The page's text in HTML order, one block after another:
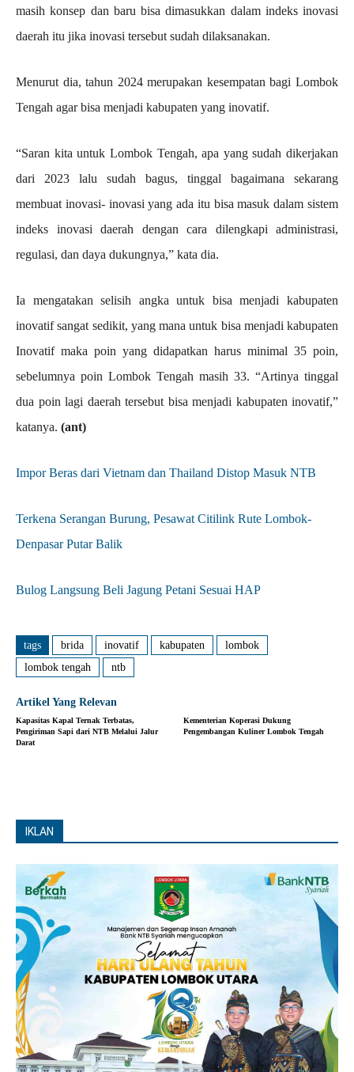
masih konsep dan baru bisa dimasukkan dalam indeks inovasi
daerah itu jika inovasi tersebut sudah dilaksanakan.
Menurut dia, tahun 2024 merupakan kesempatan bagi Lombok
Tengah agar bisa menjadi kabupaten yang inovatif.
“Saran kita untuk Lombok Tengah, apa yang sudah dikerjakan
dari 2023 lalu sudah bagus, tinggal bagaimana sekarang
membuat inovasi- inovasi yang ada itu bisa masuk dalam sistem
indeks inovasi daerah dengan cara dilengkapi administrasi,
regulasi, dan daya dukungnya,” kata dia.
Ia mengatakan selisih angka untuk bisa menjadi kabupaten
inovatif sangat sedikit, yang mana untuk bisa menjadi kabupaten
Inovatif maka poin yang didapatkan harus minimal 35 poin,
sebelumnya poin Lombok Tengah masih 33. “Artinya tinggal
dua poin lagi daerah tersebut bisa menjadi kabupaten inovatif,”
katanya. (ant)
Impor Beras dari Vietnam dan Thailand Distop Masuk NTB
Terkena Serangan Burung, Pesawat Citilink Rute Lombok-
Denpasar Putar Balik
Bulog Langsung Beli Jagung Petani Sesuai HAP
tags brida inovatif kabupaten
lombok
lombok tengah
ntb
Artikel Yang Relevan
Kapasitas Kapal Ternak Terbatas,
Pengiriman Sapi dari NTB Melalui Jalur
Darat
Kementerian Koperasi Dukung
Pengembangan Kuliner Lombok Tengah
IKLAN